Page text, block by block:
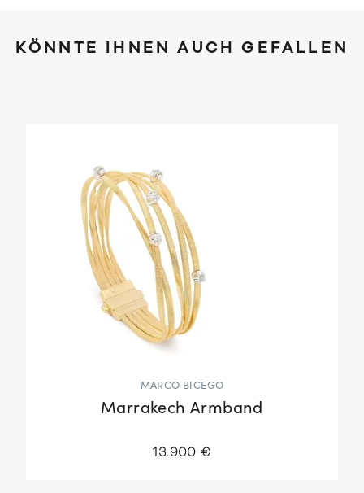
KÖNNTE IHNEN AUCH GEFALLEN
MARCO BICEGO
Marrakech Armband
13.900 €